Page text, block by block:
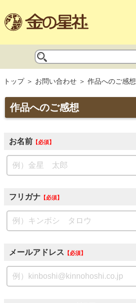
トップ お問い合わせ 作品へのご感想
作品へのご感想
お名前 必須
フリガナ 必須
メールアドレス 必須